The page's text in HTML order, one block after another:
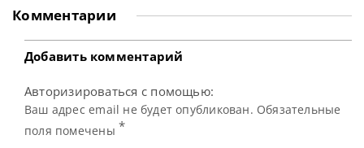
по снукеру среди ветеранов в 2026 году обещает стать
масштабнее: легендарный Crucible Theatre примет не 16,
а целых 24 игрока. Нововведением станет
Комментарии
Добавить комментарий
Авторизироваться с помощью:
Ваш адрес email не будет опубликован. Обязательные
поля помечены *